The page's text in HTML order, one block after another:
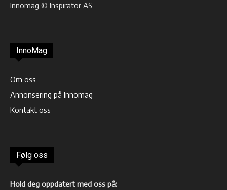
Innomag © Inspirator AS
InnoMag
Om oss
Annonsering på Innomag
Kontakt oss
Følg oss
Hold deg oppdatert med oss på: